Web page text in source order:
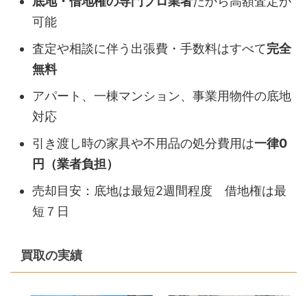
可能
査定や相談に伴う出張費・手数料はすべて完全
無料
アパート、一棟マンション、事業用物件の底地
対応
引き渡し時の家具や不用品の処分費用は一律0
円（業者負担）
売却目安：底地は最短2週間程度 借地権は最
短７日
買取の実績